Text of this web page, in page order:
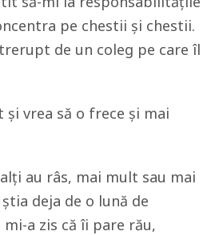
pe chestii și chestii.
de un coleg pe care îl
vrea să o frece și mai
au râs, mai mult sau mai
deja de o lună de
a zis că îi pare rău,